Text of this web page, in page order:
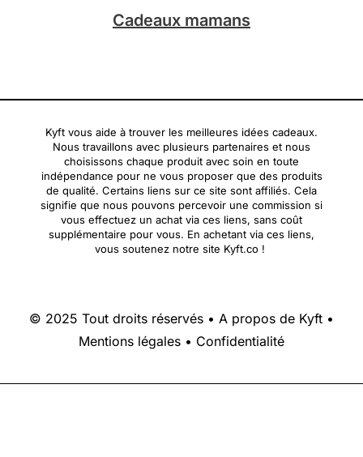
Cadeaux mamans
Kyft vous aide à trouver les meilleures idées cadeaux.
Nous travaillons avec plusieurs partenaires et nous
choisissons chaque produit avec soin en toute
indépendance pour ne vous proposer que des produits
de qualité. Certains liens sur ce site sont affiliés. Cela
signifie que nous pouvons percevoir une commission si
vous effectuez un achat via ces liens, sans coût
supplémentaire pour vous. En achetant via ces liens,
vous soutenez notre site Kyft.co !
© 2025 Tout droits réservés • A propos de Kyft •
Mentions légales • Confidentialité